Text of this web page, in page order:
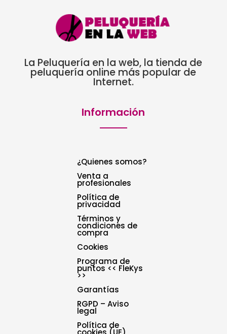
La Peluquería en la web, la tienda de
peluquería online más popular de
Internet.
Información
¿Quienes somos?
Venta a
profesionales
Política de
privacidad
Términos y
condiciones de
compra
Cookies
Programa de
puntos << FleKys
>>
Garantías
RGPD – Aviso
legal
Política de